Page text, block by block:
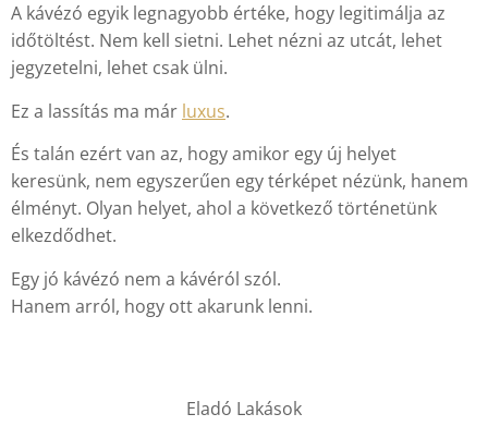
A kávézó egyik legnagyobb értéke, hogy legitimálja az
időtöltést. Nem kell sietni. Lehet nézni az utcát, lehet
jegyzetelni, lehet csak ülni.
Ez a lassítás ma már luxus.
És talán ezért van az, hogy amikor egy új helyet
keresünk, nem egyszerűen egy térképet nézünk, hanem
élményt. Olyan helyet, ahol a következő történetünk
elkezdődhet.
Egy jó kávézó nem a kávéról szól.
Hanem arról, hogy ott akarunk lenni.
Eladó Lakások